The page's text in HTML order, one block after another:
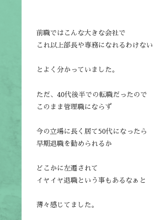
前職ではこんな大きな会社で
これ以上部長や専務になれるわけない
とよく分かっていました。
ただ、40代後半での転職だったので
このまま管理職にならず
今の立場に長く居て50代になったら
早期退職を勧められるか
どこかに左遷されて
イヤイヤ退職という事もあるなぁと
薄々感じてました。